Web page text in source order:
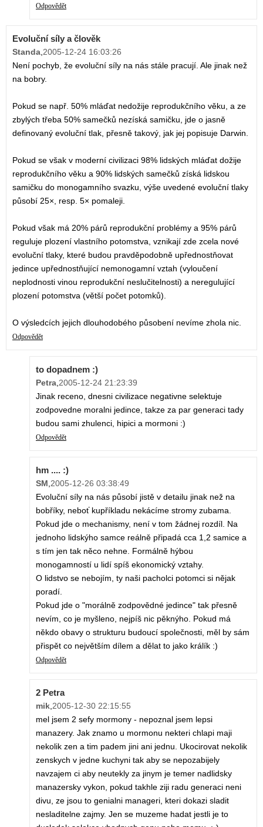
Odpovědět
Evoluční síly a člověk
Standa,2005-12-24 16:03:26
Není pochyb, že evoluční síly na nás stále pracují. Ale jinak než
na bobry.
Pokud se např. 50% mláďat nedožije reprodukčního věku, a ze
zbylých třeba 50% samečků nezíská samičku, jde o jasně
definovaný evoluční tlak, přesně takový, jak jej popisuje Darwin.
Pokud se však v moderní civilizaci 98% lidských mláďat dožije
reprodukčního věku a 90% lidských samečků získá lidskou
samičku do monogamního svazku, výše uvedené evoluční tlaky
působí 25×, resp. 5× pomaleji.
Pokud však má 20% párů reprodukční problémy a 95% párů
reguluje plození vlastního potomstva, vznikají zde zcela nové
evoluční tlaky, které budou pravděpodobně upřednostňovat
jedince upřednostňující nemonogamní vztah (vyloučení
neplodnosti vinou reprodukční neslučitelnosti) a neregulující
plození potomstva (větší počet potomků).
O výsledcích jejich dlouhodobého působení nevíme zhola nic.
Odpovědět
to dopadnem :)
Petra,2005-12-24 21:23:39
Jinak receno, dnesni civilizace negativne selektuje
zodpovedne moralni jedince, takze za par generaci tady
budou sami zhulenci, hipici a mormoni :)
Odpovědět
hm .... :)
SM,2005-12-26 03:38:49
Evoluční síly na nás působí jistě v detailu jinak než na
bobříky, neboť kupříkladu nekácíme stromy zubama.
Pokud jde o mechanismy, není v tom žádnej rozdíl. Na
jednoho lidskýho samce reálně připadá cca 1,2 samice a
s tím jen tak něco nehne. Formálně hýbou
monogamností u lidí spíš ekonomický vztahy.
O lidstvo se nebojím, ty naši pacholci potomci si nějak
poradí.
Pokud jde o "morálně zodpovědné jedince" tak přesně
nevím, co je myšleno, nejpíš nic pěknýho. Pokud má
někdo obavy o strukturu budoucí společnosti, měl by sám
přispět co největším dílem a dělat to jako králík :)
Odpovědět
2 Petra
mik,2005-12-30 22:15:55
mel jsem 2 sefy mormony - nepoznal jsem lepsi
manazery. Jak znamo u mormonu nekteri chlapi maji
nekolik zen a tim padem jini ani jednu. Ukocirovat nekolik
zenskych v jedne kuchyni tak aby se nepozabijely
navzajem ci aby neutekly za jinym je temer nadlidsky
manazersky vykon, pokud takhle ziji radu generaci neni
divu, ze jsou to genialni manageri, kteri dokazi sladit
nesladitelne zajmy. Jen se muzeme hadat jestli je to